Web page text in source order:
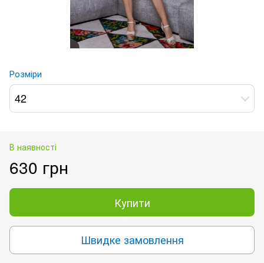
Розміри
42
В наявності
630 грн
Купити
Швидке замовлення